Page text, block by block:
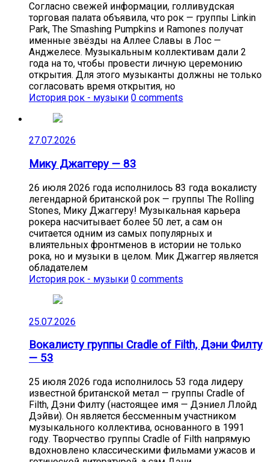
Согласно свежей информации, голливудская
торговая палата объявила, что рок — группы Linkin
Park, The Smashing Pumpkins и Ramones получат
именные звёзды на Аллее Славы в Лос —
Анджелесе. Музыкальным коллективам дали 2
года на то, чтобы провести личную церемонию
открытия. Для этого музыканты должны не только
согласовать время открытия, но
История рок - музыки 0 comments
27.07.2026
Мику Джаггеру — 83
26 июля 2026 года исполнилось 83 года вокалисту
легендарной британской рок — группы The Rolling
Stones, Мику Джаггеру! Музыкальная карьера
рокера насчитывает более 50 лет, а сам он
считается одним из самых популярных и
влиятельных фронтменов в истории не только
рока, но и музыки в целом. Мик Джаггер является
обладателем
История рок - музыки 0 comments
25.07.2026
Вокалисту группы Cradle of Filth, Дэни Филту
— 53
25 июля 2026 года исполнилось 53 года лидеру
известной британской метал — группы Cradle of
Filth, Дэни Филту (настоящее имя — Дэниел Ллойд
Дэйви). Он является бессменным участником
музыкального коллектива, основанного в 1991
году. Творчество группы Cradle of Filth напрямую
вдохновлено классическими фильмами ужасов и